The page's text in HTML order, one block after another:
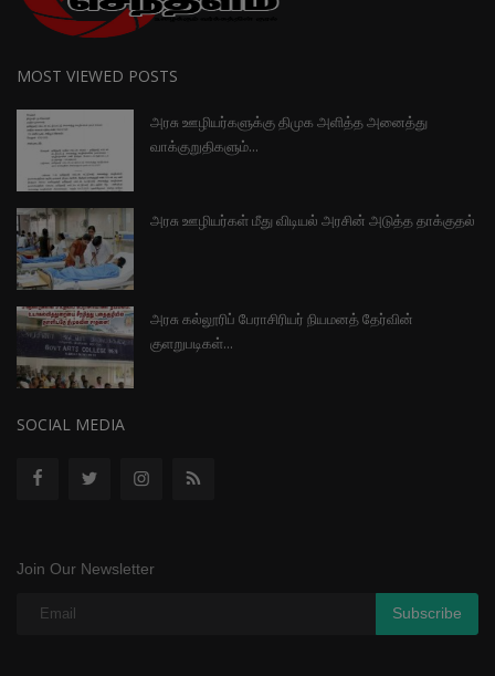
MOST VIEWED POSTS
அரசு ஊழியர்களுக்கு திமுக அளித்த அனைத்து
வாக்குறுதிகளும்...
அரசு ஊழியர்கள் மீது விடியல் அரசின் அடுத்த தாக்குதல்
அரசு கல்லூரிப் பேராசிரியர் நியமனத் தேர்வின்
குளறுபடிகள்...
SOCIAL MEDIA
Join Our Newsletter
Subscribe